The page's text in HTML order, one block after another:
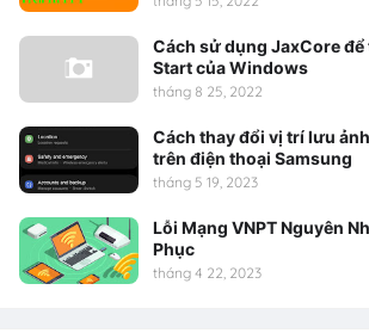
Cách sử dụng JaxCore
Start của Windows
tháng 8 25, 2022
Cách thay đổi vị trí lưu
trên điện thoại Samsung
tháng 5 19, 2023
Lỗi Mạng VNPT Nguyên
Phục
tháng 4 22, 2023